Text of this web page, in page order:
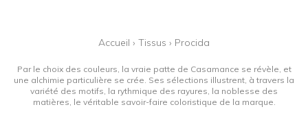
Accueil › Tissus › Procida
Par le choix des couleurs, la vraie patte de Casamance se révèle, et
une alchimie particulière se crée. Ses sélections illustrent, à travers la
variété des motifs, la rythmique des rayures, la noblesse des
matières, le véritable savoir-faire coloristique de la marque.